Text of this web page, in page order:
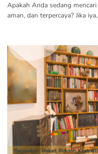
Apakah Anda sedang
aman, dan terpercaya? Jika